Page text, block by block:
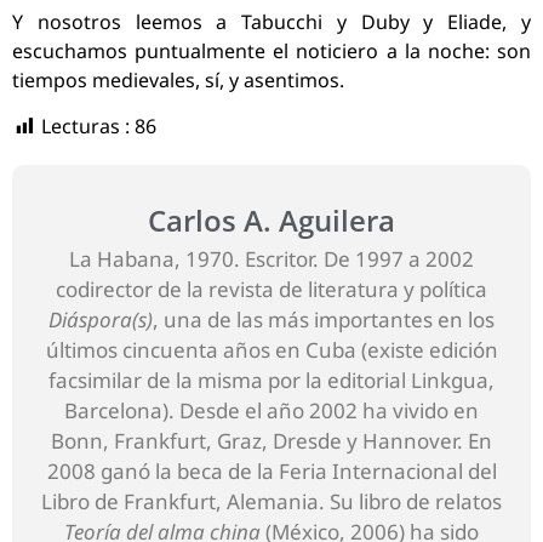
Y nosotros leemos a Tabucchi y Duby y Eliade, y
escuchamos puntualmente el noticiero a la noche: son
tiempos medievales, sí, y asentimos.
Lecturas : 86
Carlos A. Aguilera
La Habana, 1970. Escritor. De 1997 a 2002
codirector de la revista de literatura y política
Diáspora(s), una de las más importantes en los
últimos cincuenta años en Cuba (existe edición
facsimilar de la misma por la editorial Linkgua,
Barcelona). Desde el año 2002 ha vivido en
Bonn, Frankfurt, Graz, Dresde y Hannover. En
2008 ganó la beca de la Feria Internacional del
Libro de Frankfurt, Alemania. Su libro de relatos
Teoría del alma china(México, 2006) ha sido